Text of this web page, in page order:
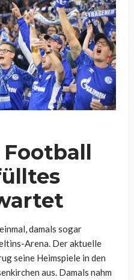
damals sogar
Arena. Der aktuelle
seine Heimspiele in den
aus. Damals nahm